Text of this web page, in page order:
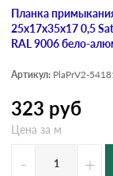
Планка
25х17х35х17 0,5
RAL 9006 бело-
Артикул: PlaPrV2-
323 руб
Цена за м
- +